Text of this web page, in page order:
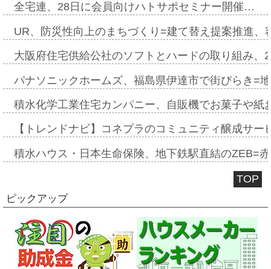
全宅連、28日に会員向けハトサポセミナー開催…
UR、防災性向上のまちづくり=建て替え提案推進
大阪府住宅供給公社のソフトとハードの取り組み
パナソニックホームズ、福島県伊達市で街びらき=
積水化学工業住宅カンパニー、自販機でお菓子や
【トレンドナビ】コネプラのコミュニティ醸成サ
積水ハウス・日本生命保険、地下鉄駅直結のZEB=
TOP
ピックアップ